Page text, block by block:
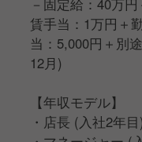
－固定給：40万
賃手当：1万円＋
当：5,000円＋別
12月)
【年収モデル】
・店長 (入社2年